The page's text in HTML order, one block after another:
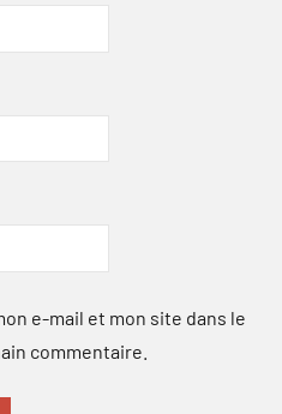
e-mail et mon site dans le
commentaire.